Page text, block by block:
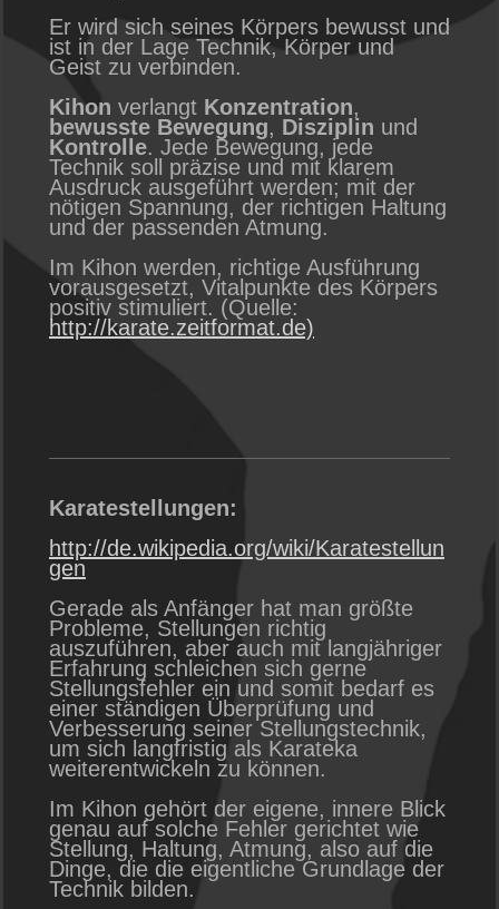
Er wird sich seines Körpers bewusst und
ist in der Lage Technik, Körper und
Geist zu verbinden.
Kihon verlangt Konzentration,
bewusste Bewegung, Disziplin und
Kontrolle. Jede Bewegung, jede
Technik soll präzise und mit klarem
Ausdruck ausgeführt werden; mit der
nötigen Spannung, der richtigen Haltung
und der passenden Atmung.
Im Kihon werden, richtige Ausführung
vorausgesetzt, Vitalpunkte des Körpers
positiv stimuliert. (Quelle:
http://karate.zeitformat.de)
Karatestellungen:
http://de.wikipedia.org/wiki/Karatestellun
gen
Gerade als Anfänger hat man größte
Probleme, Stellungen richtig
auszuführen, aber auch mit langjähriger
Erfahrung schleichen sich gerne
Stellungsfehler ein und somit bedarf es
einer ständigen Überprüfung und
Verbesserung seiner Stellungstechnik,
um sich langfristig als Karateka
weiterentwickeln zu können.
Im Kihon gehört der eigene, innere Blick
genau auf solche Fehler gerichtet wie
Stellung, Haltung, Atmung, also auf die
Dinge, die die eigentliche Grundlage der
Technik bilden.